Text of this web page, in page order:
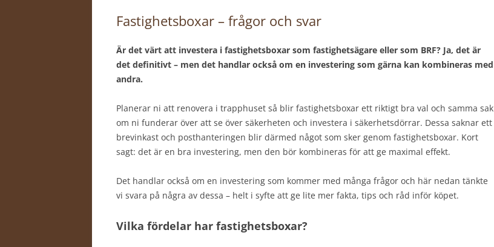
Fastighetsboxar – frågor och svar
Är det värt att investera i fastighetsboxar som fastighetsägare eller som BRF? Ja, det är
det definitivt – men det handlar också om en investering som gärna kan kombineras med
andra.
Planerar ni att renovera i trapphuset så blir fastighetsboxar ett riktigt bra val och samma sak
om ni funderar över att se över säkerheten och investera i säkerhetsdörrar. Dessa saknar ett
brevinkast och posthanteringen blir därmed något som sker genom fastighetsboxar. Kort
sagt: det är en bra investering, men den bör kombineras för att ge maximal effekt.
Det handlar också om en investering som kommer med många frågor och här nedan tänkte
vi svara på några av dessa – helt i syfte att ge lite mer fakta, tips och råd inför köpet.
Vilka fördelar har fastighetsboxar?